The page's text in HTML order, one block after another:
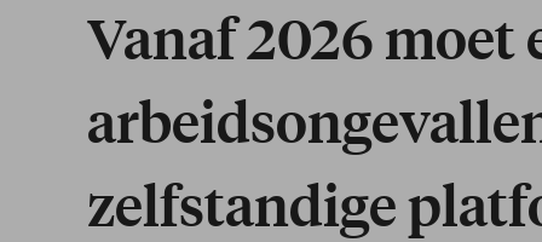
Vanaf 2026 moet
zelfstandige